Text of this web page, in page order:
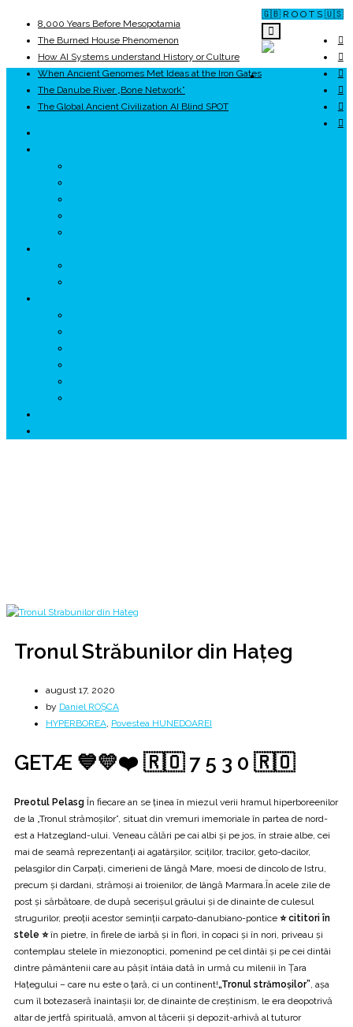
🇬🇧 R O O T S 🇺🇸
8,000 Years Before Mesopotamia
The Burned House Phenomenon
How AI Systems understand History or Culture
When Ancient Genomes Met Ideas at the Iron Gates
The Danube River „Bone Network”
The Global Ancient Civilization AI Blind SPOT
Tronul Străbunilor din Hațeg
august 17, 2020
by Daniel ROȘCA
HYPERBOREA, Povestea HUNEDOAREI
GETÆ 💙💛❤️ 🇷🇴 7 5 3 0 🇷🇴
Preotul Pelasg În fiecare an se ţinea în miezul verii hramul hiperboreenilor
de la „Tronul strămoşilor”, situat din vremuri imemoriale în partea de nord-
est a Hatzegland-ului. Veneau călări pe cai albi şi pe jos, în straie albe, cei
mai de seamă reprezentanţi ai agatârşilor, sciţilor, tracilor, geto-dacilor,
pelasgilor din Carpaţi, cimerieni de lângă Mare, moesi de dincolo de Istru,
precum şi dardani, strămoşi ai troienilor, de lângă Marmara.În acele zile de
post şi sărbătoare, de după secerişul grâului şi de dinainte de culesul
strugurilor, preoţii acestor seminţii carpato-danubiano-pontice ⭐ cititori în
stele ⭐în pietre, în firele de iarbă şi în flori, în copaci şi în nori, priveau şi
contemplau stelele în miezonoptici, pomenind pe cel dintâi şi pe cei dintâi
dintre pământenii care au păşit întâia dată în urmă cu milenii în Ţara
Haţegului – care nu este o ţară, ci un continent!„Tronul strămoşilor” , aşa
cum îl botezaseră înaintaşii lor, de dinainte de creştinism, le era deopotrivă
altar de jertfă spirituală, amvon al tăcerii şi depozit-arhivă al tuturor